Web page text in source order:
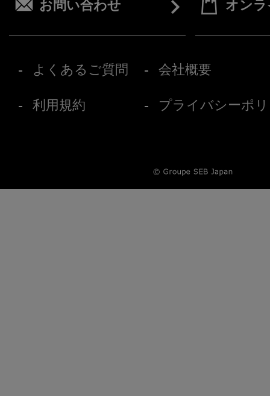
お問い合わせ オン
よくあるご質問 会社概要
利用規約 プライバシーポ